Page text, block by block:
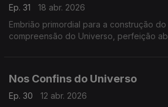
Ep. 31
18 abr. 2026
Embrião primordial para a construção
compreensão do Universo, perfeição
Nos Confins do Universo
Ep. 30
12 abr. 2026